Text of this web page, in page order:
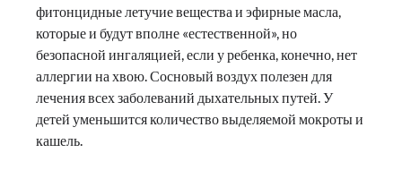
фитонцидные летучие вещества и эфирные масла,
которые и будут вполне «естественной», но
безопасной ингаляцией, если у ребенка, конечно, нет
аллергии на хвою. Сосновый воздух полезен для
лечения всех заболеваний дыхательных путей. У
детей уменьшится количество выделяемой мокроты и
кашель.